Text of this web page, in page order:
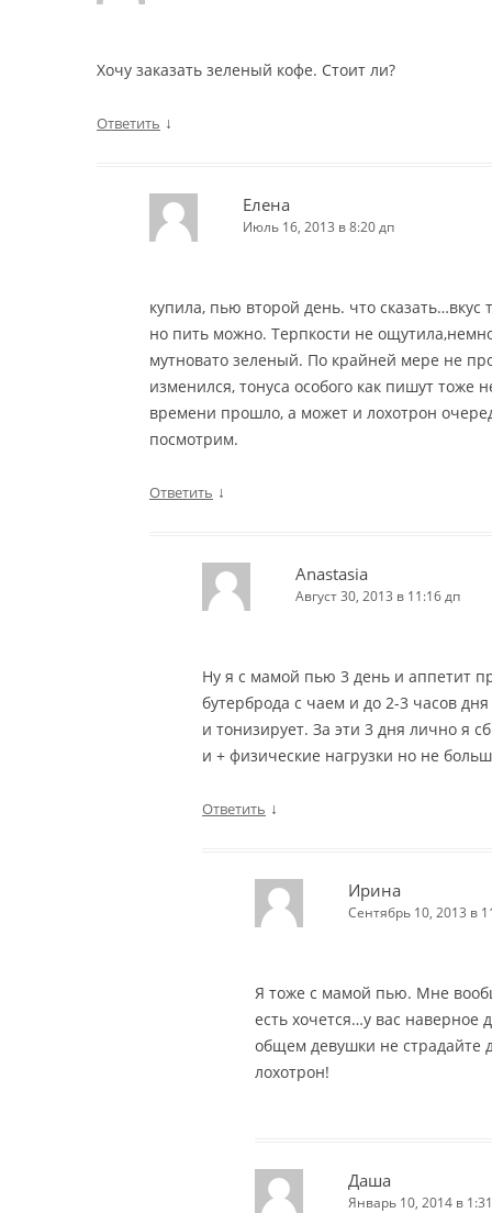
Хочу заказать зеленый кофе. Стоит ли?
Ответить ↓
Елена
Июль 16, 2013 в 8:20 дп
купила, пью второй день. что сказать…вкус
но пить можно. Терпкости не
мутновато зеленый. По крайней мере не
изменился, тонуса особого как пишут
времени прошло, а может и лохотрон
посмотрим.
Ответить ↓
Anastasia
Август 30, 2013 в 11:16 дп
Ну я с мамой пью 3 день и аппетит
бутерброда с чаем и до 2-3 часов
и тонизирует. За эти 3 дня лично я
и + физические нагрузки но не
Ответить ↓
Ирина
Сентябрь 10, 2013 в
Я тоже с мамой пью. Мне
есть хочется…у вас наверное
общем девушки не страдайте
лохотрон!
Даша
Январь 10, 2014 в